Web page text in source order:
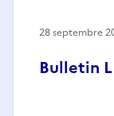
Bulletin
28 septembre